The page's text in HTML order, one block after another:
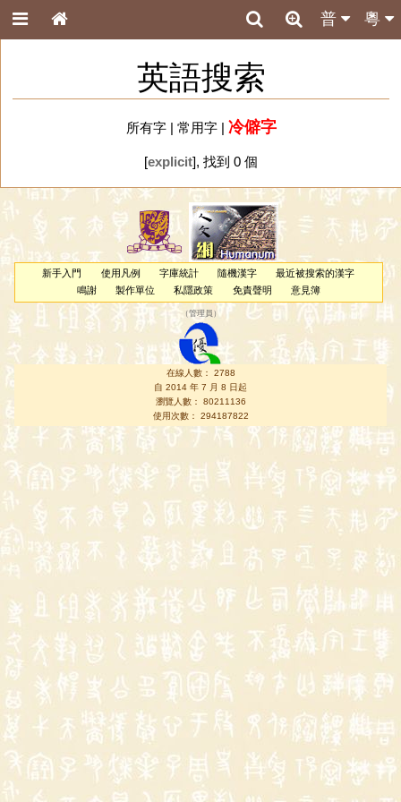
粵
普
英語搜索
所有字| 常用字| 冷僻字
[explicit], 找到 0 個
新手入門 使用凡例 字庫統計 隨機漢字
最近被搜索的漢字
鳴謝
製作單位 私隱政策 免責聲明 意見簿
（管理員 ）
在線人數： 2788
自 2014 年 7 月 8 日起
瀏覽人數： 80211136
使用次數： 294187822